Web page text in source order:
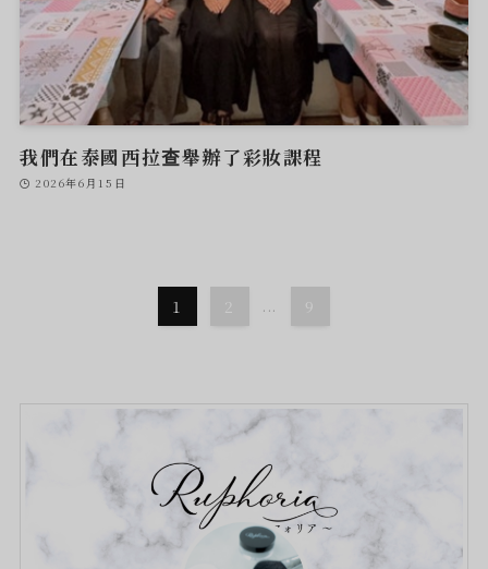
我們在泰國西拉查舉辦了彩妝課程
2026年6月15日
1 2 ... 9